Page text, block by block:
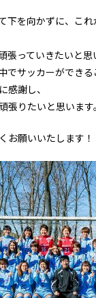
下を向かずに、こ
張っていきたいと思
でサッカーができ
感謝し、
張りたいと思います。
お願いいたします！